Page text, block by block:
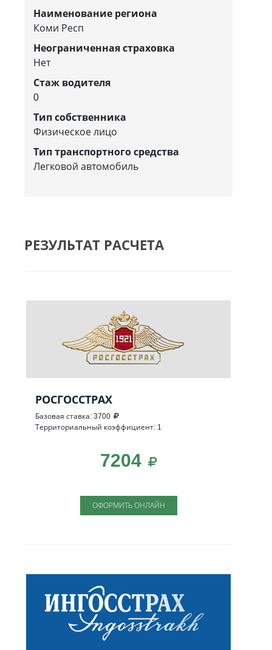
Наименование региона
Коми Респ
Неограниченная страховка
Нет
Стаж водителя
0
Тип собственника
Физическое лицо
Тип транспортного средства
Легковой автомобиль
РЕЗУЛЬТАТ РАСЧЕТА
РОСГОССТРАХ
Базовая ставка: 3700
Территориальный коэффициент: 1
7204
ОФОРМИТЬ ОНЛАЙН